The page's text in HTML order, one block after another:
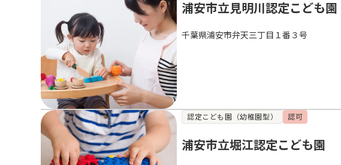
浦安市立見明川認定こども園
千葉県浦安市弁天三丁目１番３号
認定こども園（幼稚園型） 認可
浦安市立堀江認定こども園